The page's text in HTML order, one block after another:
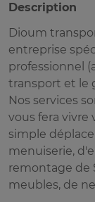
Description
Dioum
entreprise
professionnel
transport et le
Nos services
vous fera
simple
menuiserie,
remontage de
meubles, de